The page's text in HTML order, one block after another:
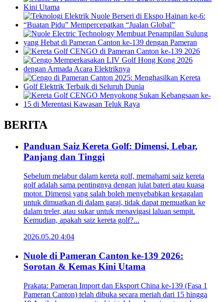
BERITA
Panduan Saiz Kereta Golf: Dimensi, Lebar,
Panjang dan Tinggi
Sebelum melabur dalam kereta golf, memahami saiz kereta
golf adalah sama pentingnya dengan julat bateri atau kuasa
motor. Dimensi yang salah boleh menyebabkan kegagalan
untuk dimuatkan di dalam garaj, tidak dapat memuatkan ke
dalam treler, atau sukar untuk menavigasi laluan sempit.
Kemudian, apakah saiz kereta golf?...
2026.05.20 4:04
Nuole di Pameran Canton ke-139 2026:
Sorotan & Kemas Kini Utama
Prakata: Pameran Import dan Eksport China ke-139 (Fasa 1
Pameran Canton) telah dibuka secara meriah dari 15 hingga